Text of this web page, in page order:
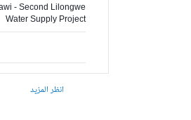
- Second Lilongwe
Water Supply Project
انظر المزيد